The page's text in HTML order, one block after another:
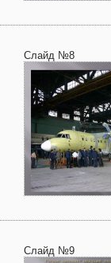
Слайд №8
Слайд №9